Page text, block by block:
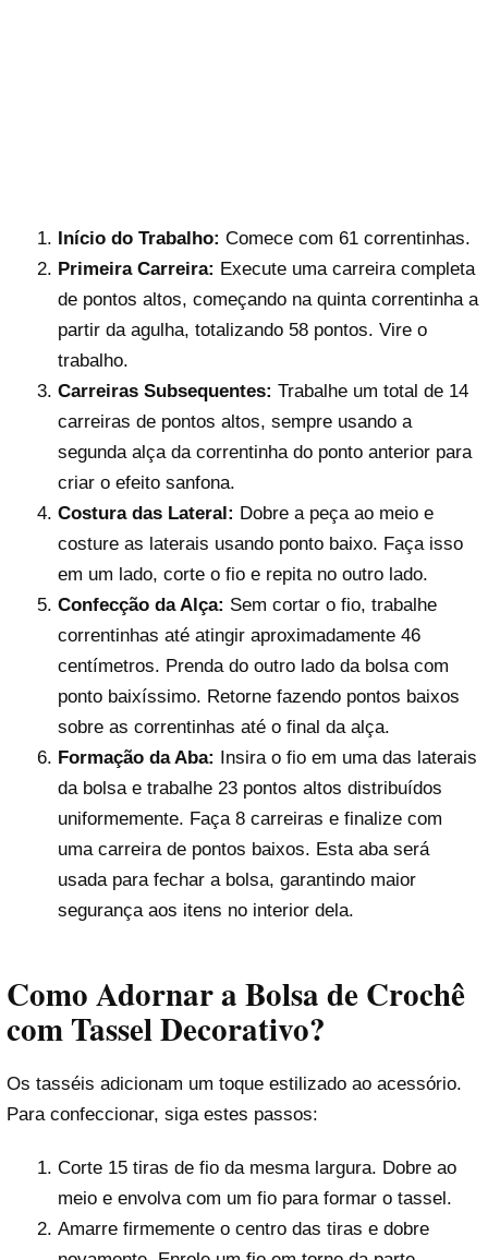
Início do Trabalho: Comece com 61 correntinhas.
Primeira Carreira: Execute uma carreira completa
de pontos altos, começando na quinta correntinha a
partir da agulha, totalizando 58 pontos. Vire o
trabalho.
Carreiras Subsequentes: Trabalhe um total de 14
carreiras de pontos altos, sempre usando a
segunda alça da correntinha do ponto anterior para
criar o efeito sanfona.
Costura das Lateral: Dobre a peça ao meio e
costure as laterais usando ponto baixo. Faça isso
em um lado, corte o fio e repita no outro lado.
Confecção da Alça: Sem cortar o fio, trabalhe
correntinhas até atingir aproximadamente 46
centímetros. Prenda do outro lado da bolsa com
ponto baixíssimo. Retorne fazendo pontos baixos
sobre as correntinhas até o final da alça.
Formação da Aba: Insira o fio em uma das laterais
da bolsa e trabalhe 23 pontos altos distribuídos
uniformemente. Faça 8 carreiras e finalize com
uma carreira de pontos baixos. Esta aba será
usada para fechar a bolsa, garantindo maior
segurança aos itens no interior dela.
Como Adornar a Bolsa de Crochê
com Tassel Decorativo?
Os tasséis adicionam um toque estilizado ao acessório.
Para confeccionar, siga estes passos:
Corte 15 tiras de fio da mesma largura. Dobre ao
meio e envolva com um fio para formar o tassel.
Amarre firmemente o centro das tiras e dobre